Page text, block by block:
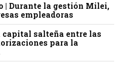
| Durante la gestión Milei,
empleadoras
capital salteña entre las
para la